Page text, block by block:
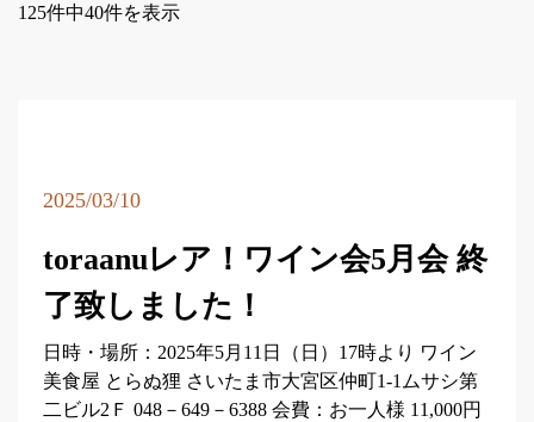
125件中40件を表示
2025/03/10
toraanuレア！ワイン会5月会 終
了致しました！
日時・場所：2025年5月11日（日）17時より ワイン
美食屋 とらぬ狸 さいたま市大宮区仲町1-1ムサシ第
二ビル2Ｆ 048－649－6388 会費：お一人様 11,000円